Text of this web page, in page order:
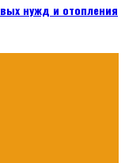
нужд и отопления